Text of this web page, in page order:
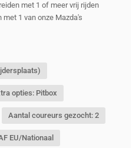
met 1 of meer vrij rijden
1 van onze Mazda's
opties: Pitbox
Aantal coureurs gezocht: 2
EU/Nationaal